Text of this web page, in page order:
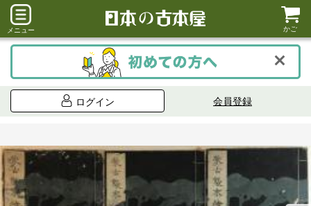
メニュー かご
ログイン 会員登録